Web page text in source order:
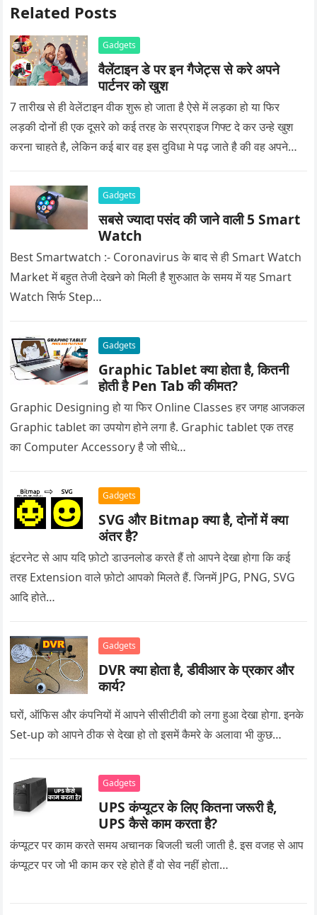
Related Posts
Gadgets
वैलेंटाइन डे पर इन गैजेट्स से करे अपने
पार्टनर को खुश
7 तारीख से ही वेलेंटाइन वीक शुरू हो जाता है ऐसे में लड़का हो या फिर
लड़की दोनों ही एक दूसरे को कई तरह के सरप्राइज गिफ्ट दे कर उन्हे खुश
करना चाहते है, लेकिन कई बार वह इस दुविधा मे पढ़ जाते है की वह अपने
Gadgets
सबसे ज्यादा पसंद की जाने वाली 5 Smart
Watch
Best Smartwatch :- Coronavirus के बाद से ही Smart Watch
Market में बहुत तेजी देखने को मिली है शुरुआत के समय में यह Smart
Watch सिर्फ Step…
Gadgets
Graphic Tablet क्या होता है, कितनी
होती है Pen Tab की कीमत?
Graphic Designing हो या फिर Online Classes हर जगह आजकल
Graphic tablet का उपयोग होने लगा है. Graphic tablet एक तरह
का Computer Accessory है जो सीधे…
Gadgets
SVG और Bitmap क्या है, दोनों में क्या
अंतर है?
इंटरनेट से आप यदि फ़ोटो डाउनलोड करते हैं तो आपने देखा होगा कि कई
तरह Extension वाले फ़ोटो आपको मिलते हैं. जिनमें JPG, PNG, SVG
आदि होते…
Gadgets
DVR क्या होता है, डीवीआर के प्रकार और
कार्य?
घरों, ऑफिस और कंपनियों में आपने सीसीटीवी को लगा हुआ देखा होगा. इनके
Set-up को आपने ठीक से देखा हो तो इसमें कैमरे के अलावा भी कुछ…
Gadgets
UPS कंप्यूटर के लिए कितना जरूरी है,
UPS कैसे काम करता है?
कंप्यूटर पर काम करते समय अचानक बिजली चली जाती है. इस वजह से आप
कंप्यूटर पर जो भी काम कर रहे होते हैं वो सेव नहीं होता…